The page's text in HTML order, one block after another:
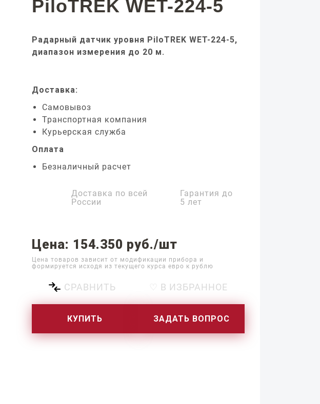
PiloTREK WET-224-5
Радарный датчик уровня PiloTREK WET-224-5,
диапазон измерения до 20 м.
Доставка:
Самовывоз
Транспортная компания
Курьерская служба
Оплата
Безналичный расчет
Доставка по всей
России
Гарантия до
5 лет
Цена: 154.350 руб./шт
Цена товаров зависит от модификации прибора и
формируется исходя из текущего курса евро к рублю
СРАВНИТЬ ♡ В ИЗБРАННОЕ
КУПИТЬ ЗАДАТЬ ВОПРОС